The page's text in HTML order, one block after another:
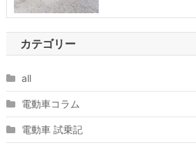
カテゴリー
all
電動車コラム
電動車 試乗記